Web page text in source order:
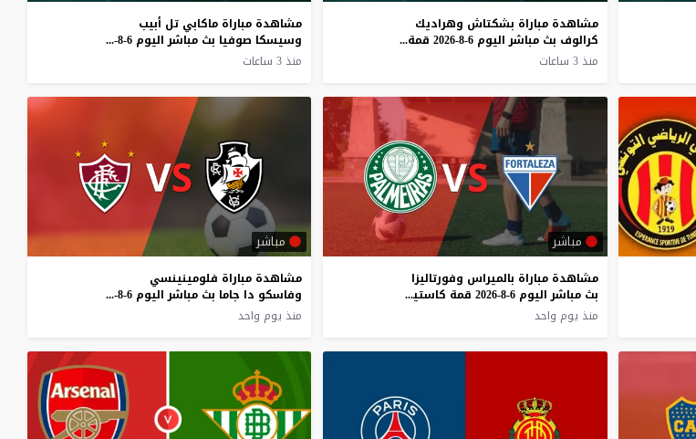
مشاهدة مباراة بشكتاش وهراديك
كرالوف بث مباشر اليوم 6-8-2026 قمة فينيب أرينا
منذ 3 ساعات
مشاهدة مباراة ماكابي تل أبيب
وسيسكا صوفيا بث مباشر اليوم 6-8-2026 قمة أدجارابت أرينا
منذ 3 ساعات
مباشر
مشاهدة مباراة بالميراس وفورتاليزا
بث مباشر اليوم 6-8-2026 قمة كاستيلاو
منذ يوم واحد
مباشر
مشاهدة مباراة فلومينينسي
وفاسكو دا جاما بث مباشر اليوم 6-8-2026 قمة ماراكانا
منذ يوم واحد